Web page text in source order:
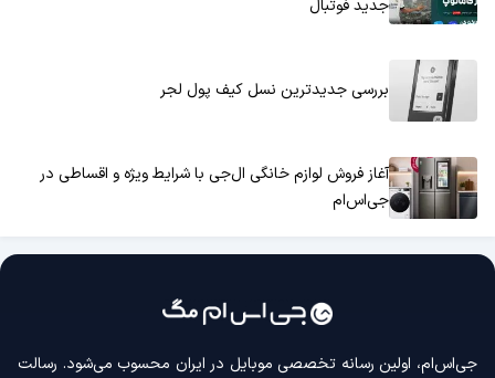
جدید فوتبال
بررسی جدیدترین نسل کیف پول لجر
آغاز فروش لوازم خانگی ال‌جی با شرایط ویژه و اقساطی در
جی‌اس‌ام
جی‌اس‌ام، اولین رسانه‌ تخصصی موبایل در ایران محسوب می‌شود. رسالت